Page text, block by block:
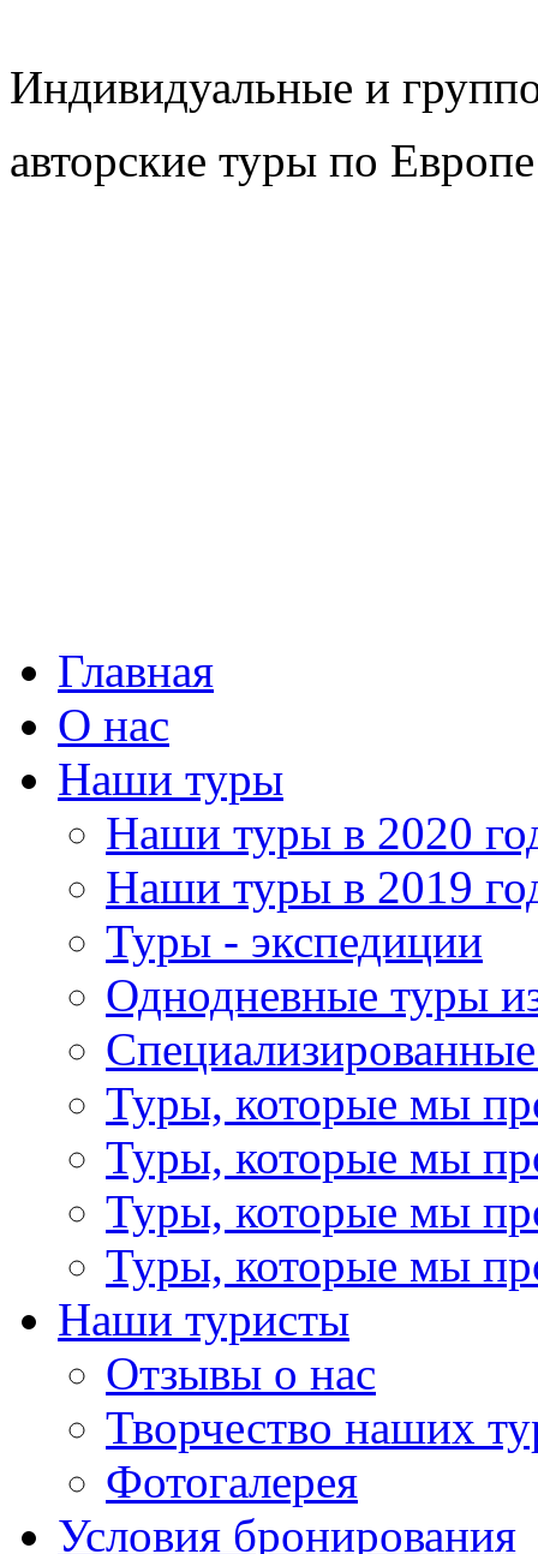
Индивидуальные и
авторские туры по
Главная
О нас
Наши туры
Наши туры в 2020
Наши туры в 2019
Туры - экспедиции
Однодневные туры
Туры, которые мы
Туры, которые мы
Туры, которые мы
Туры, которые мы
Наши туристы
Отзывы о нас
Творчество наших
Фотогалерея
Условия бронирования